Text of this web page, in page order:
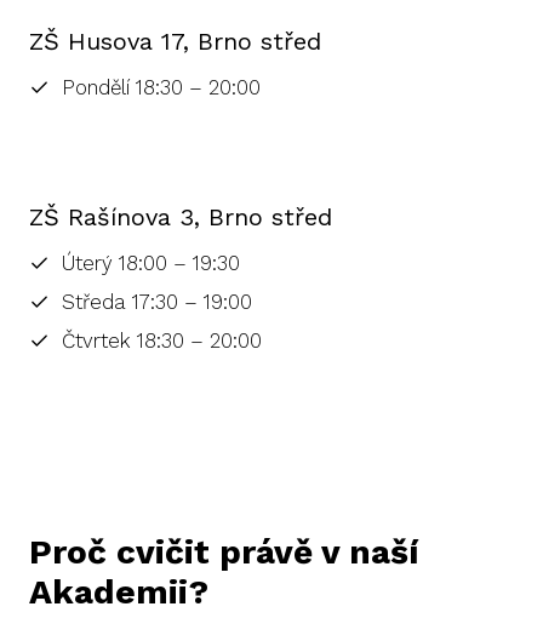
ZŠ Husova 17, Brno střed
Pondělí 18:30 – 20:00
ZŠ Rašínova 3, Brno střed
Úterý 18:00 – 19:30
Středa 17:30 – 19:00
Čtvrtek 18:30 – 20:00
Proč cvičit právě v naší
Akademii?